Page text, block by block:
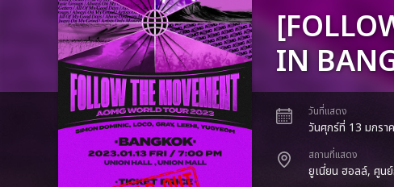
IN
วันที่แสดง
วันศุกร์ที่ 13 มกรา
สถานที่แสดง
ยูเนี่ยน ฮอลล์, ศูน